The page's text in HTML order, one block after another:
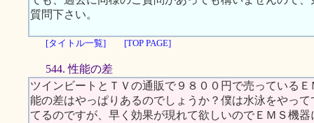
質問下さい。
[タイトル一覧] [TOP PAGE]
544. 性能の差
ツインビートとＴＶの通販で９８００円で売っている
能の差はやっぱりあるのでしょうか？僕は水泳をやっ
てるのですが、早く効果が現れて欲しいのでＥＭＳ機